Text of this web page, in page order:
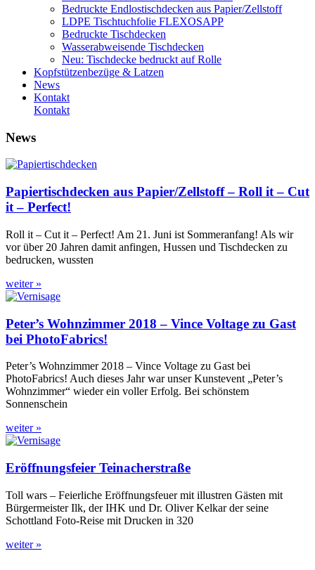
Bedruckte Endlostischdecken aus Papier/Zellstoff
LDPE Tischtuchfolie FLEXOSAPP
Bedruckte Tischdecken
Wasserabweisende Tischdecken
Neu: Tischdecke bedruckt auf Rolle
Kopfstützenbezüge & Latzen
News
Kontakt
Kontakt
News
Papiertischdecken aus Papier/Zellstoff – Roll it – Cut
it – Perfect!
Roll it – Cut it – Perfect! Am 21. Juni ist Sommeranfang! Als wir
vor über 20 Jahren damit anfingen, Hussen und Tischdecken zu
bedrucken, wussten
weiter »
Peter’s Wohnzimmer 2018 – Vince Voltage zu Gast
bei PhotoFabrics!
Peter’s Wohnzimmer 2018 – Vince Voltage zu Gast bei
PhotoFabrics! Auch dieses Jahr war unser Kunstevent „Peter’s
Wohnzimmer“ wieder ein voller Erfolg. Bei schönstem
Sonnenschein
weiter »
Eröffnungsfeier Teinacherstraße
Toll wars – Feierliche Eröffnungsfeuer mit illustren Gästen mit
Bürgermeister Ilk, der IHK und Dr. Oliver Kelkar der seine
Schottland Foto-Reise mit Drucken in 320
weiter »